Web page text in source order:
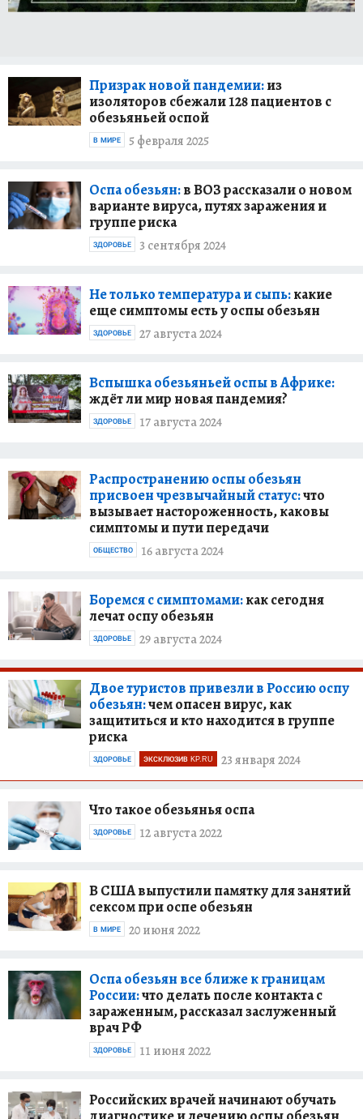
Призрак новой пандемии:из
изоляторов сбежали 128 пациентов с
обезьяньей оспой
5 февраля 2025
В МИРЕ
Оспа обезьян:в ВОЗ рассказали о новом
варианте вируса, путях заражения и
группе риска
3 сентября 2024
ЗДОРОВЬЕ
Не только температура и сыпь:какие
еще симптомы есть у оспы обезьян
27 августа 2024
ЗДОРОВЬЕ
Вспышка обезьяньей оспы в Африке:
ждёт ли мир новая пандемия?
17 августа 2024
ЗДОРОВЬЕ
Распространению оспы обезьян
присвоен чрезвычайный статус:что
вызывает настороженность, каковы
симптомы и пути передачи
16 августа 2024
ОБЩЕСТВО
Боремся с симптомами:как сегодня
лечат оспу обезьян
29 августа 2024
ЗДОРОВЬЕ
Двое туристов привезли в Россию оспу
обезьян:чем опасен вирус, как
защититься и кто находится в группе
риска
23 января 2024
ЗДОРОВЬЕ ЭКСКЛЮЗИВ KP.RU
Что такое обезьянья оспа
12 августа 2022
ЗДОРОВЬЕ
В США выпустили памятку для занятий
сексом при оспе обезьян
20 июня 2022
В МИРЕ
Оспа обезьян все ближе к границам
России:что делать после контакта с
зараженным, рассказал заслуженный
врач РФ
11 июня 2022
ЗДОРОВЬЕ
Российских врачей начинают обучать